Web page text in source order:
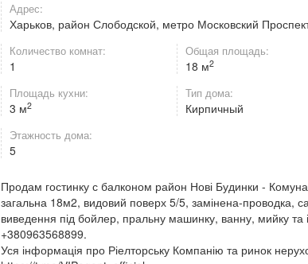
Адрес:
Харьков, район Слободской, метро Московский
Количество комнат:
1
Общая площадь:
18 м2
Площадь кухни:
3 м2
Тип дома:
Кирпичный
Этажность дома:
5
Продам гостинку с балконом район Нові Будинки -
загальна 18м2, видовий поверх 5/5, замінена-проводка,
виведення під бойлер, пральну машинку, ванну, мийку
+380963568899.
Уся інформація про Ріелторську Компанію та ринок